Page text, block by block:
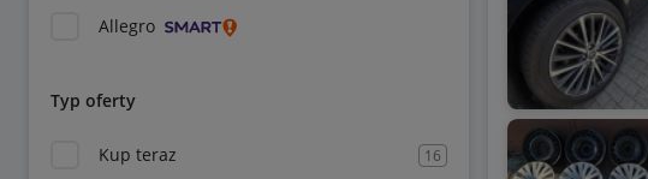
Allegro
Typ oferty
Kup teraz 16